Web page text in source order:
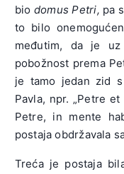
bio domus Petri, pa
to bilo
međutim, da je
pobožnost prema
je tamo jedan zid
Pavla, npr. „Petre
Petre, in mente
postaja obdržavala
Treća je postaja